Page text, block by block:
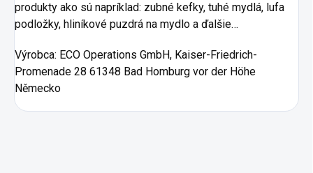
produkty ako sú napríklad: zubné kefky, tuhé mydlá, lufa
podložky, hliníkové puzdrá na mydlo a ďalšie…
Výrobca: ECO Operations GmbH, Kaiser-Friedrich-
Promenade 28 61348 Bad Homburg vor der Höhe
Německo